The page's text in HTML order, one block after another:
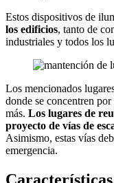
Estos dispositivos de
los edificios, tanto de
industriales y todos los
Los mencionados
donde se concentren
más. Los lugares de
proyecto de vías de
Asimismo, estas vías
emergencia.